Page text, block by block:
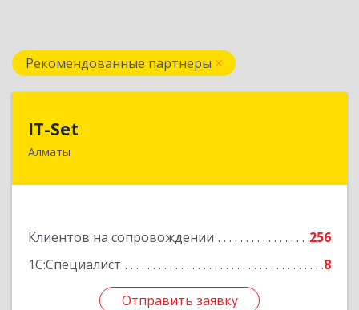
Рекомендованные партнеры
IT-Set
Алматы
Клиентов на сопровождении
256
1С:Специалист
8
Отправить заявку
Отправить заявку